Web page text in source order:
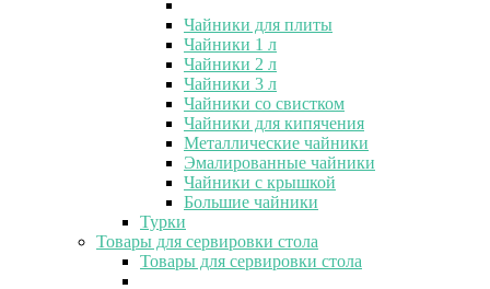
Чайники для плиты
Чайники 1 л
Чайники 2 л
Чайники 3 л
Чайники со свистком
Чайники для кипячения
Металлические чайники
Эмалированные чайники
Чайники с крышкой
Большие чайники
Турки
Товары для сервировки стола
Товары для сервировки стола